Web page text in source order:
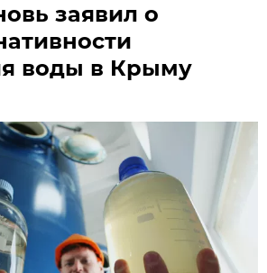
заявил о
воды в Крыму